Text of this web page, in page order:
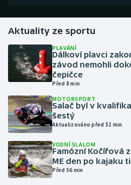
Golf
Gymnastika
Házená
Jezdectví
Judo
Krasobruslení
Lezení
Aktuality ze sportu
PLAVÁNÍ
Dálkoví plavci
závod nemohli
čepičce
Před 8 min
MOTORSPORT
Salač byl v
šestý
Aktualizováno před 51 min
VODNÍ SLALOM
Famózní Kočířová
ME den po kajaku
Před 56 min